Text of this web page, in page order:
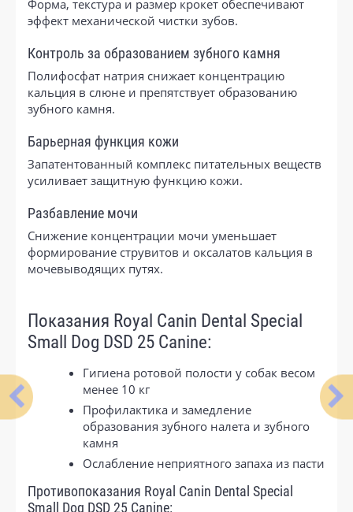
Форма, текстура и размер крокет обеспечивают
эффект механической чистки зубов.
Контроль за образованием зубного камня
Полифосфат натрия снижает концентрацию
кальция в слюне и препятствует образованию
зубного камня.
Барьерная функция кожи
Запатентованный комплекс питательных веществ
усиливает защитную функцию кожи.
Разбавление мочи
Снижение концентрации мочи уменьшает
формирование струвитов и оксалатов кальция в
мочевыводящих путях.
Показания Royal Canin Dental Special
Small Dog DSD 25 Canine:
Гигиена ротовой полости у собак весом
менее 10 кг
Профилактика и замедление
образования зубного налета и зубного
камня
Ослабление неприятного запаха из пасти
Противопоказания Royal Canin Dental Special
Small Dog DSD 25 Canine: